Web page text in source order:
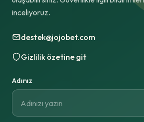
inceliyoruz.
destek@jojobet.com
Gizlilik özetine git
Adınız